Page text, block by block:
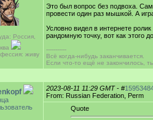
Россия,
живу
Это был вопрос без подвоха.
провести один раз мышкой. А
Условно видел в интернете
рандомную точку, вот как этого
-----------
Всё когда-нибудь заканчивается.
Если что-то ещё не закончилось,
2023-08-11 11:29 GMT- #
From: Russian Federation, Perm
Quote